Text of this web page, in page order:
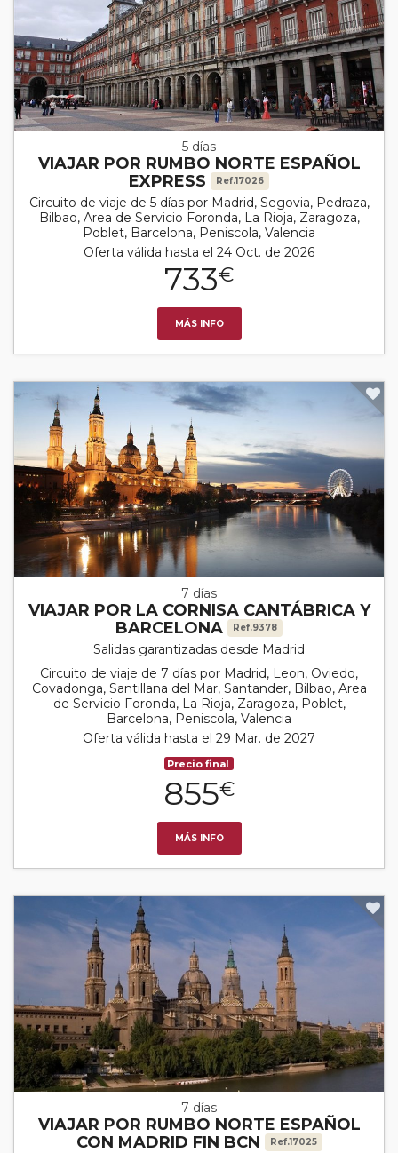
5 días
VIAJAR POR RUMBO NORTE ESPAÑOL
EXPRESS
Ref.17026
Circuito de viaje de 5 días por Madrid, Segovia, Pedraza,
Bilbao, Area de Servicio Foronda, La Rioja, Zaragoza,
Poblet, Barcelona, Peniscola, Valencia
Oferta válida hasta el 24 Oct. de 2026
733€
MÁS INFO
7 días
VIAJAR POR LA CORNISA CANTÁBRICA Y
BARCELONA
Ref.9378
Salidas garantizadas desde Madrid
Circuito de viaje de 7 días por Madrid, Leon, Oviedo,
Covadonga, Santillana del Mar, Santander, Bilbao, Area
de Servicio Foronda, La Rioja, Zaragoza, Poblet,
Barcelona, Peniscola, Valencia
Oferta válida hasta el 29 Mar. de 2027
Precio final
855€
MÁS INFO
7 días
VIAJAR POR RUMBO NORTE ESPAÑOL
CON MADRID FIN BCN
Ref.17025